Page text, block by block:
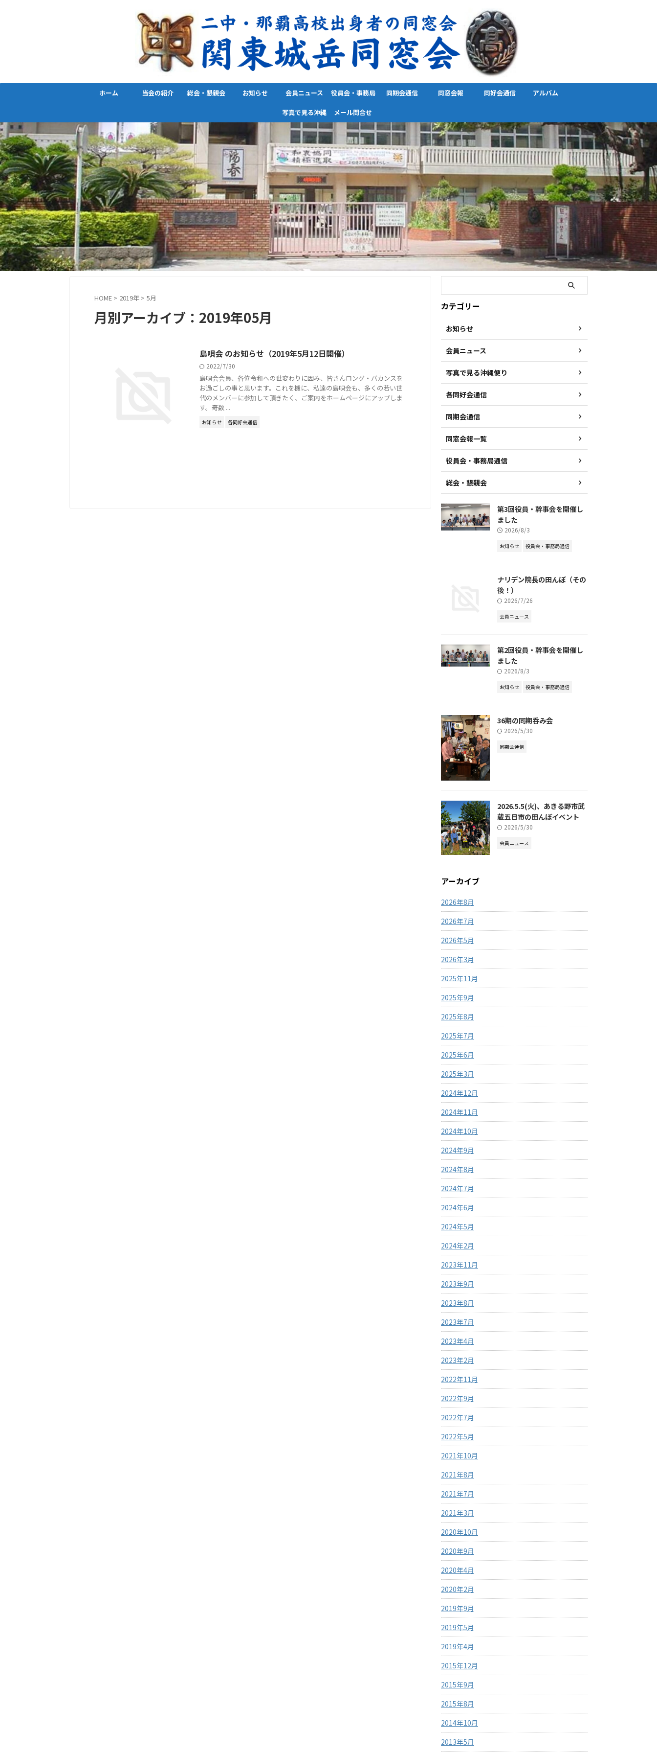
ホーム 当会の紹介 総会・懇親会 お知らせ 会員ニュース 役員会・事務局
通信
同期会通信 同窓会報 同好会通信 アルバム
写真で見る沖縄
便り
メール問合せ
HOME > 2019年 > 5月
月別アーカイブ：2019年05月
島唄会 のお知らせ（2019年5月12日開催）
2022/7/30
島唄会会員、各位令和への世変わりに因み、皆さんロング・バカンスを
お過ごしの事と思います。これを機に、私達の島唄会も、多くの若い世
代のメンバーに参加して頂きたく、ご案内をホームページにアップしま
す。奇数 ...
お知らせ 各同好会通信
カテゴリー
お知らせ
会員ニュース
写真で見る沖縄便り
各同好会通信
同期会通信
同窓会報一覧
役員会・事務局通信
総会・懇親会
第3回役員・幹事会を開催し
ました
2026/8/3
お知らせ 役員会・事務局通信
ナリデン院長の田んぼ（その
後！）
2026/7/26
会員ニュース
第2回役員・幹事会を開催し
ました
2026/8/3
お知らせ 役員会・事務局通信
36期の同期呑み会
2026/5/30
同期会通信
2026.5.5(火)、あきる野市武
蔵五日市の田んぼイベント
2026/5/30
会員ニュース
アーカイブ
2026年8月
2026年7月
2026年5月
2026年3月
2025年11月
2025年9月
2025年8月
2025年7月
2025年6月
2025年3月
2024年12月
2024年11月
2024年10月
2024年9月
2024年8月
2024年7月
2024年6月
2024年5月
2024年2月
2023年11月
2023年9月
2023年8月
2023年7月
2023年4月
2023年2月
2022年11月
2022年9月
2022年7月
2022年5月
2021年10月
2021年8月
2021年7月
2021年3月
2020年10月
2020年9月
2020年4月
2020年2月
2019年9月
2019年5月
2019年4月
2015年12月
2015年9月
2015年8月
2014年10月
2013年5月